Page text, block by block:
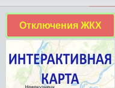
Отключения ЖКХ